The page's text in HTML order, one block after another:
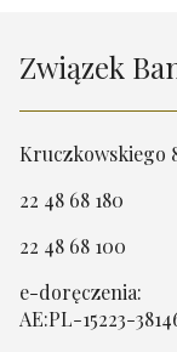
Związek
Kruczkowskiego
22 48 68 180
22 48 68 100
e-doręczenia:
AE:PL-15223-